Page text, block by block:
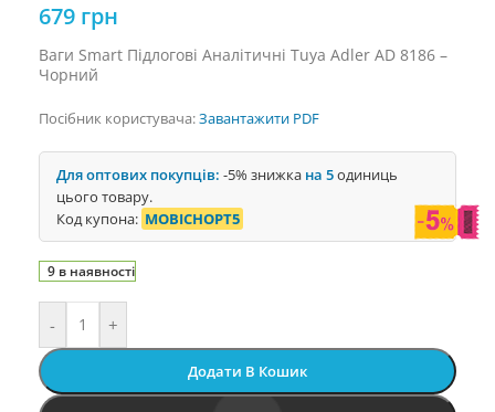
679 грн
Ваги Smart Підлогові Аналітичні Tuya Adler AD 8186 –
Чорний
Посібник користувача:Завантажити PDF
Для оптових покупців: -5% знижка на 5одиниць
цього товару.
Код купона: MOBICHOPT5
9 в наявності
- +
Додати В Кошик